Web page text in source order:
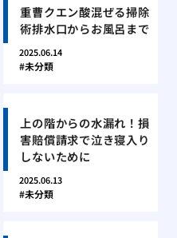
重曹クエン酸混ぜる掃除
術排水口からお風呂まで
2025.06.14
未分類
上の階からの水漏れ！損
害賠償請求で泣き寝入り
しないために
2025.06.13
未分類